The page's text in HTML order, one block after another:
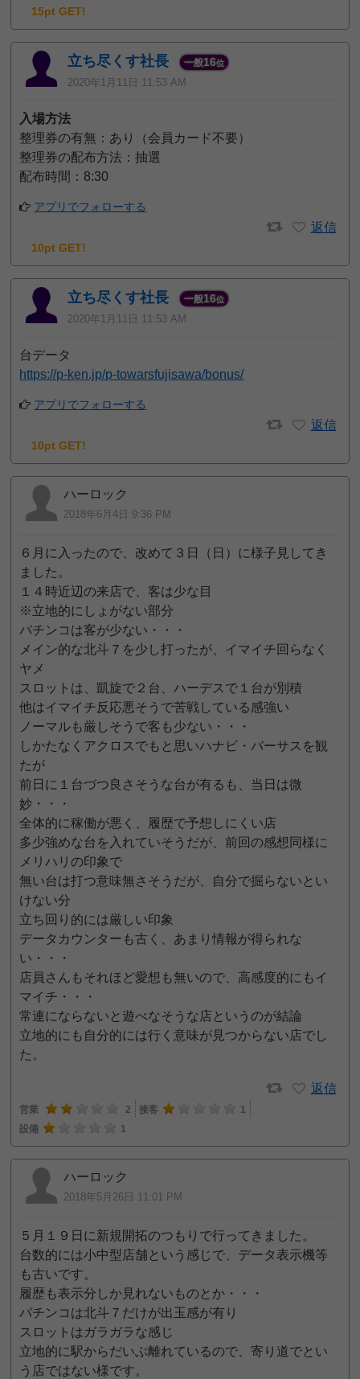
15pt GET!
立ち尽くす社長 一般16位
2020年1月11日 11:53 AM
入場方法
整理券の有無：あり（会員カード不要）
整理券の配布方法：抽選
配布時間：8:30
アプリでフォローする
返信
10pt GET!
立ち尽くす社長 一般16位
2020年1月11日 11:53 AM
台データ
https://p-ken.jp/p-towarsfujisawa/bonus/
アプリでフォローする
返信
10pt GET!
ハーロック
2018年6月4日 9:36 PM
６月に入ったので、改めて３日（日）に様子見してき
ました。
１４時近辺の来店で、客は少な目
※立地的にしょがない部分
パチンコは客が少ない・・・
メイン的な北斗７を少し打ったが、イマイチ回らなく
ヤメ
スロットは、凱旋で２台、ハーデスで１台が別積
他はイマイチ反応悪そうで苦戦している感強い
ノーマルも厳しそうで客も少ない・・・
しかたなくアクロスでもと思いハナビ・バーサスを観
たが
前日に１台づつ良さそうな台が有るも、当日は微
妙・・・
全体的に稼働が悪く、履歴で予想しにくい店
多少強めな台を入れていそうだが、前回の感想同様に
メリハリの印象で
無い台は打つ意味無さそうだが、自分で掘らないとい
けない分
立ち回り的には厳しい印象
データカウンターも古く、あまり情報が得られな
い・・・
店員さんもそれほど愛想も無いので、高感度的にもイ
マイチ・・・
常連にならないと遊べなそうな店というのが結論
立地的にも自分的には行く意味が見つからない店でし
た。
返信
営業 2 接客
1
設備
1
ハーロック
2018年5月26日 11:01 PM
５月１９日に新規開拓のつもりで行ってきました。
台数的には小中型店舗という感じで、データ表示機等
も古いです。
履歴も表示分しか見れないものとか・・・
パチンコは北斗７だけが出玉感が有り
スロットはガラガラな感じ
立地的に駅からだいぶ離れているので、寄り道でとい
う店ではない様です。